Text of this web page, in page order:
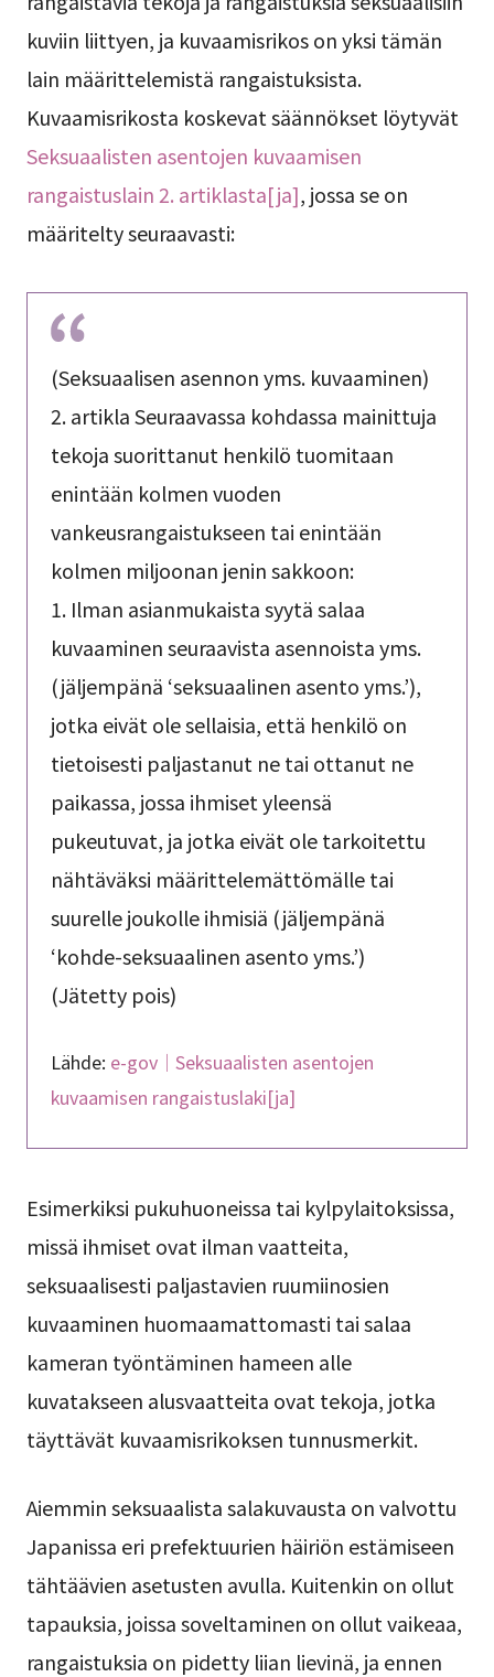
kuviin liittyen, ja kuvaamisrikos on yksi tämän
lain määrittelemistä rangaistuksista.
Kuvaamisrikosta koskevat säännökset löytyvät
Seksuaalisten asentojen kuvaamisen
rangaistuslain 2. artiklasta[ja], jossa se on
määritelty seuraavasti:
(Seksuaalisen asennon yms. kuvaaminen)
2. artikla Seuraavassa kohdassa mainittuja
tekoja suorittanut henkilö tuomitaan
enintään kolmen vuoden
vankeusrangaistukseen tai enintään
kolmen miljoonan jenin sakkoon:
1. Ilman asianmukaista syytä salaa
kuvaaminen seuraavista asennoista yms.
(jäljempänä ‘seksuaalinen asento yms.’),
jotka eivät ole sellaisia, että henkilö on
tietoisesti paljastanut ne tai ottanut ne
paikassa, jossa ihmiset yleensä
pukeutuvat, ja jotka eivät ole tarkoitettu
nähtäväksi määrittelemättömälle tai
suurelle joukolle ihmisiä (jäljempänä
‘kohde-seksuaalinen asento yms.’)
(Jätetty pois)
Lähde: e-gov｜Seksuaalisten asentojen
kuvaamisen rangaistuslaki[ja]
Esimerkiksi pukuhuoneissa tai kylpylaitoksissa,
missä ihmiset ovat ilman vaatteita,
seksuaalisesti paljastavien ruumiinosien
kuvaaminen huomaamattomasti tai salaa
kameran työntäminen hameen alle
kuvatakseen alusvaatteita ovat tekoja, jotka
täyttävät kuvaamisrikoksen tunnusmerkit.
Aiemmin seksuaalista salakuvausta on valvottu
Japanissa eri prefektuurien häiriön estämiseen
tähtäävien asetusten avulla. Kuitenkin on ollut
tapauksia, joissa soveltaminen on ollut vaikeaa,
rangaistuksia on pidetty liian lievinä, ja ennen